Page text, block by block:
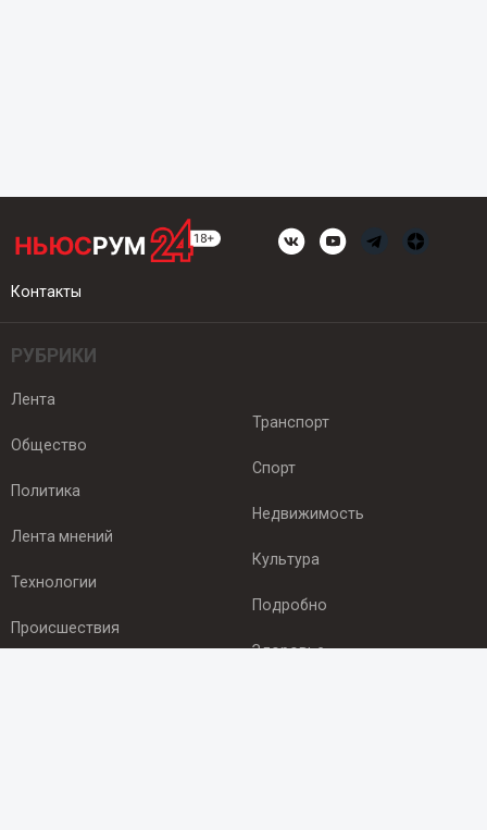
Контакты
РУБРИКИ
Лента
Общество
Политика
Лента мнений
Технологии
Происшествия
Транспорт
Спорт
Недвижимость
Культура
Подробно
Здоровье